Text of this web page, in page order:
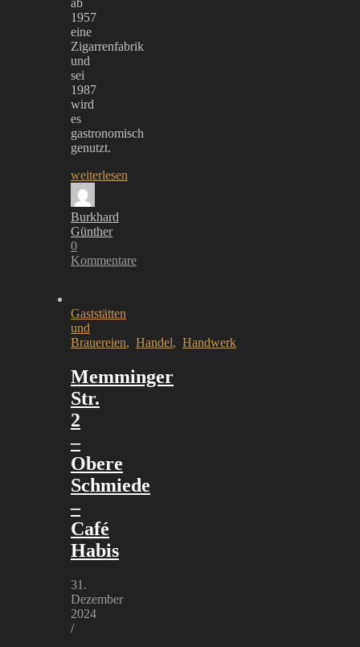
ab
1957
eine
Zigarrenfabrik
und
sei
1987
wird
es
gastronomisch
genutzt.
weiterlesen
Burkhard
Günther
0
Kommentare
Gaststätten
und
Brauereien, Handel, Handwerk
Memminger
Str.
2
–
Obere
Schmiede
–
Café
Habis
31.
Dezember
2024
/